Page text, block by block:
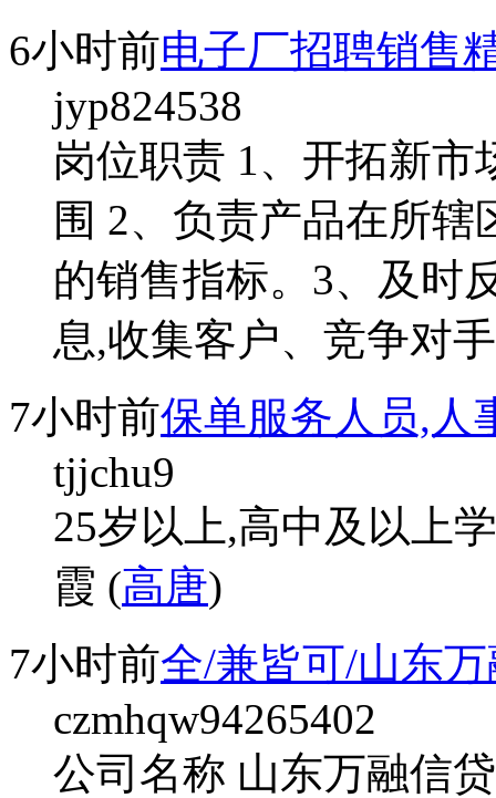
6小时前电子厂招聘销售
jyp824538
岗位职责 1、开拓新
围 2、负责产品在所
的销售指标。3、及时
息,收集客户、竞争对
7小时前保单服务人员,人
tjjchu9
25岁以上,高中及以上
霞 (高唐)
7小时前全/兼皆可/山东
czmhqw94265402
公司名称 山东万融信